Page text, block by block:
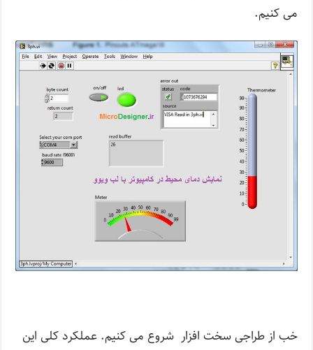
می کنیم.
خب از طراجی سخت افزار شروع می کنیم. عملکرد کلی این